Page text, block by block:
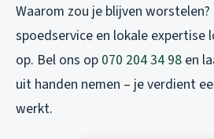
Waarom zou je blijven
spoedservice en lokale expertise
op. Bel ons op 070 204 34 98 en
uit handen nemen – je verdient
werkt.